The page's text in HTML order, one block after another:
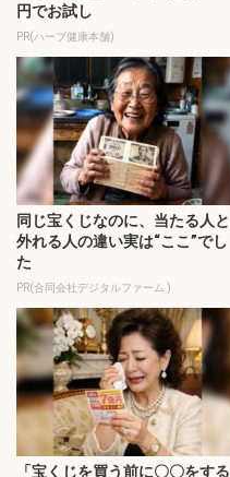
円でお試し
PR(ハーブ健康本舗)
同じ宝くじなのに、当たる人と
外れる人の違い実は“ここ”でし
た
PR(合同会社デジタルファーム )
「宝くじを買う前に〇〇をする